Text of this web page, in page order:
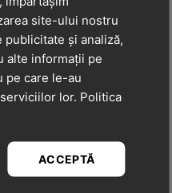
în mers, imitând
și contribuind astfel la
diferență de înălțime
degetele de la picioare
normale sau late
– talpa se aprinde în
soare sau la lumină
site-ului nostru
și analiză,
alte informații pe
pe care le-au
lor. Politica
ACCEPTĂ